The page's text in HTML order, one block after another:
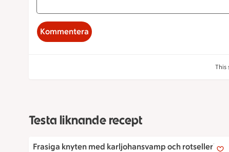
Kommentera
This
Testa liknande recept
Frasiga knyten med karljohansvamp och rotselleri
En plåt med 6 stycken nygräddade smördegsknyten,